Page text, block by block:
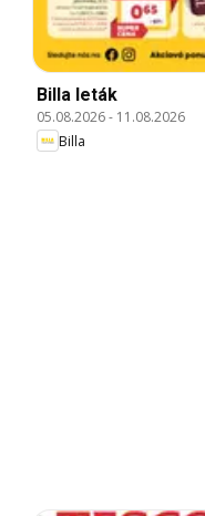
Billa leták
05.08.2026- 11.08.2026
Billa